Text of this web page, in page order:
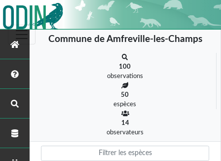
Commune de Amfreville-les-Champs
100
observations
50
espèces
14
observateurs